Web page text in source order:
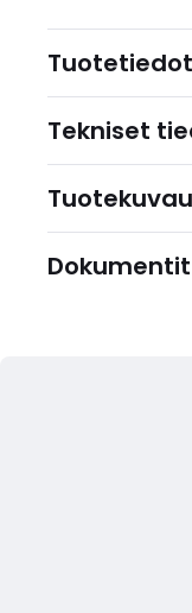
Tuotetiedot
Tekniset